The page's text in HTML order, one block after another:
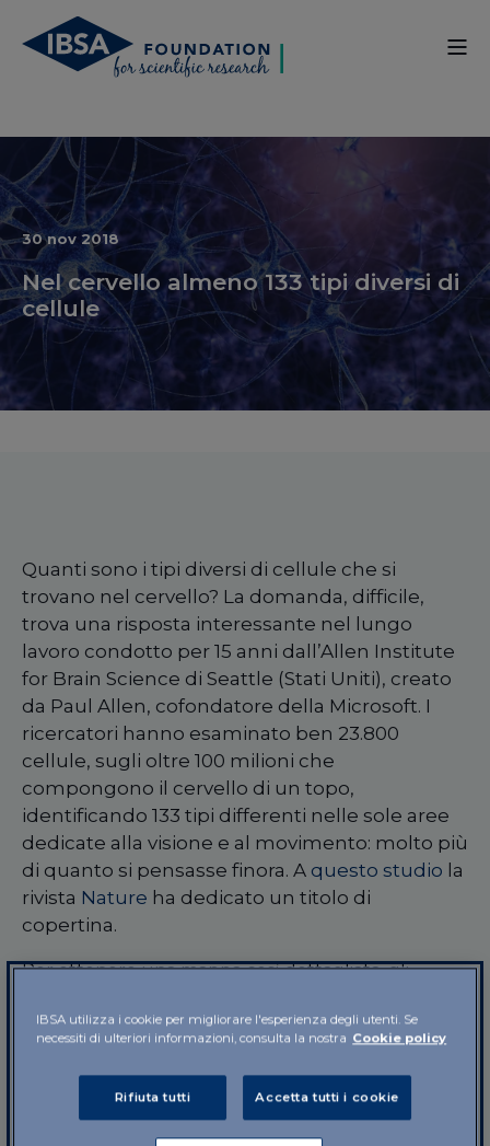
30 nov 2018
Nel cervello almeno 133 tipi diversi di
cellule
Quanti sono i tipi diversi di cellule che si
trovano nel cervello? La domanda, difficile,
trova una risposta interessante nel lungo
lavoro condotto per 15 anni dall’Allen Institute
for Brain Science di Seattle (Stati Uniti), creato
da Paul Allen, cofondatore della Microsoft. I
ricercatori hanno esaminato ben 23.800
cellule, sugli oltre 100 milioni che
compongono il cervello di un topo,
identificando 133 tipi differenti nelle sole aree
dedicate alla visione e al movimento: molto più
di quanto si pensasse finora. A questo studio la
rivista Nature ha dedicato un titolo di
copertina.
Per ottenere una mappa così dettagliata, gli
quelle cellule, osservando il modo in cui il codice
genetico si “esprimeva” (cioè, in pratica, il modo in
cui gestiva la produzione delle proteine). Così, in
base alla diversa espressione genica, sono emerse
le 133 tipologie diverse di cellule.
IBSA utilizza i cookie per migliorare l'esperienza degli utenti. Se
necessiti di ulteriori informazioni, consulta la nostra Cookie policy
Rifiuta tutti Accetta tutti i cookie